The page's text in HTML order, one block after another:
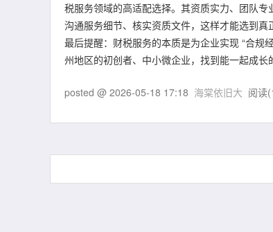
税服务领域的高适配选择。其资质实力、团队
沟通服务细节、核实资质文件，这样才能选到真
最后提醒：财税服务的本质是为企业实现 “合
州地区的初创者、中小微企业，找到能一起成长
posted @ 2026-05-18 17:18 海棠依旧大 阅读(